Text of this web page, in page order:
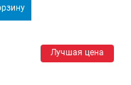
Лучшая цена